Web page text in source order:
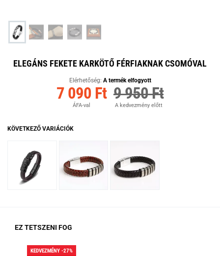
ELEGÁNS FEKETE KARKÖTŐ FÉRFIAKNAK CSOMÓVAL
Elérhetőség: A termék elfogyott
7 090 Ft
ÁFA-val
9 950 Ft
A kedvezmény előtt
KÖVETKEZŐ VARIÁCIÓK
EZ TETSZENI FOG
KEDVEZMÉNY -27%